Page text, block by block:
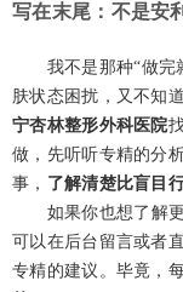
写在末尾：不是安
我不是那种“做完
肤状态困扰，又不知
宁杏林整形外科医院
做，先听听专精的分
事， 了解清楚比盲目
如果你也想了解
可以在后台留言或者
专精的建议。毕竟，